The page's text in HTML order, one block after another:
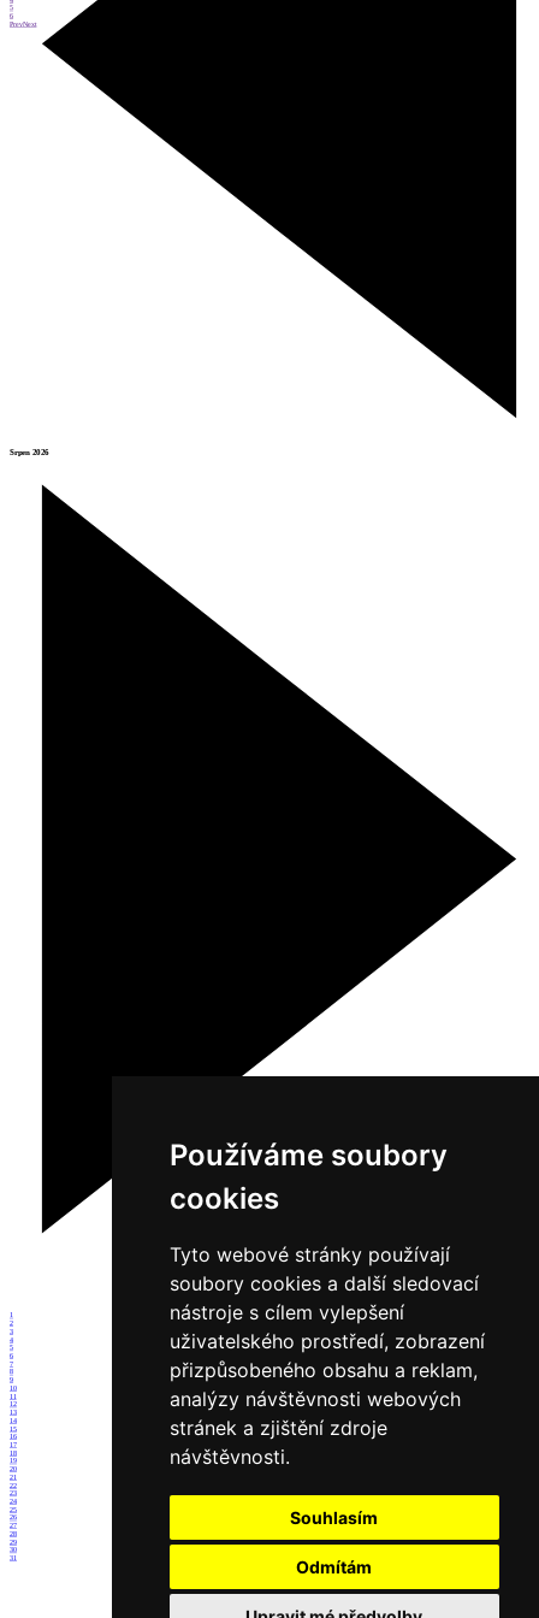
Používáme soubory
cookies
Tyto webové stránky používají
soubory cookies a další sledovací
nástroje s cílem vylepšení
uživatelského prostředí, zobrazení
přizpůsobeného obsahu a reklam,
analýzy návštěvnosti webových
stránek a zjištění zdroje
návštěvnosti.
Souhlasím
Odmítám
Srpen 2026
1
2
3
4
5
6
7
8
9
10
11
12
13
14
15
16
17
18
19
20
21
22
23
24
25
26
27
28
29
30
31
5
6
PrevNext